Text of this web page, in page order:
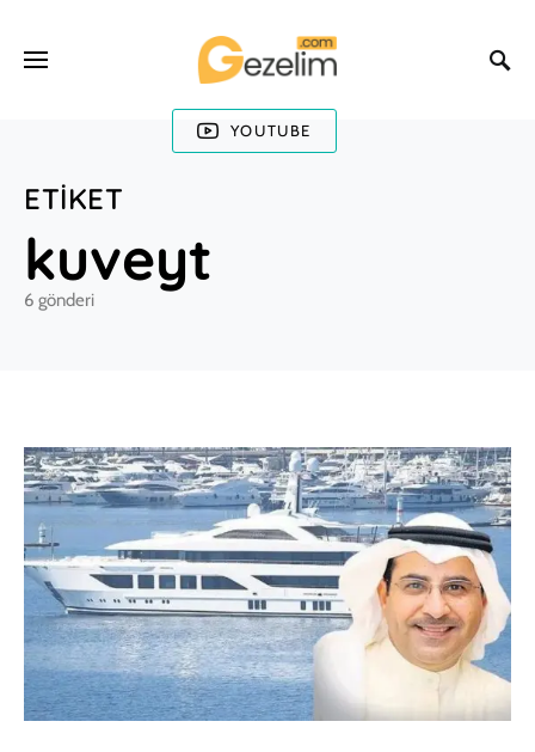
YOUTUBE
ETIKET
kuveyt
6 gönderi